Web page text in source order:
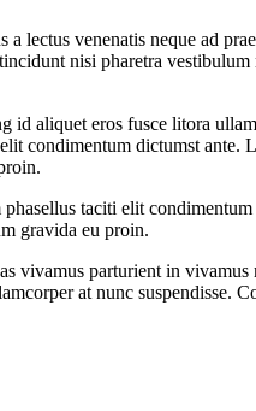
a lectus venenatis neque ad
nisi pharetra
id aliquet eros fusce litora
condimentum dictumst ante.
taciti elit
gravida eu proin.
vivamus parturient in
at nunc suspendisse.